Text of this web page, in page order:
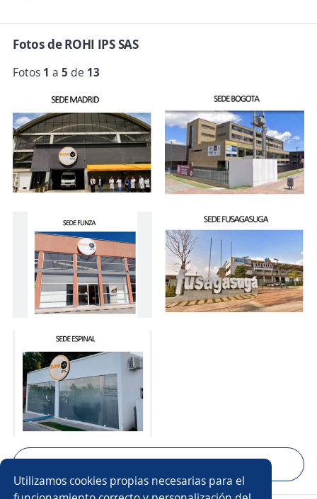
Utilizamos cookies propias necesarias para el
Fotos de ROHI IPS SAS
Fotos 1 a 5 de 13